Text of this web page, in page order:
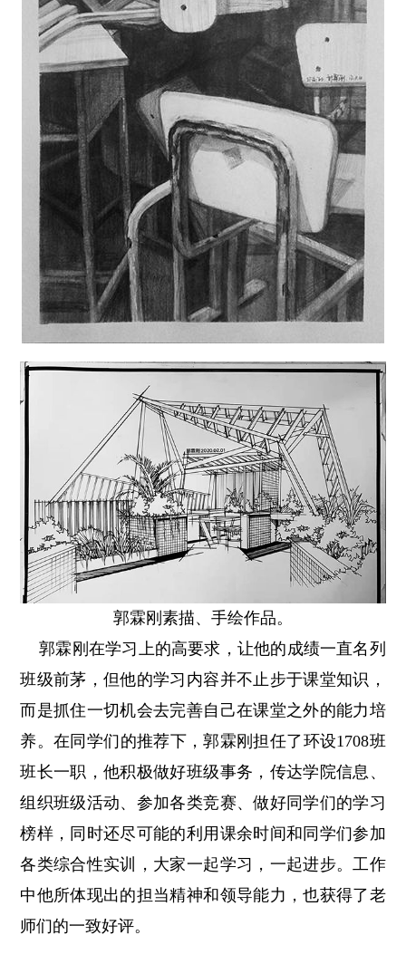
郭霖刚素描、手绘作品。
郭霖刚在学习上的高要求，让他的成绩一直名列
班级前茅，但他的学习内容并不止步于课堂知识，
而是抓住一切机会去完善自己在课堂之外的能力培
养。在同学们的推荐下，郭霖刚担任了环设1708班
班长一职，他积极做好班级事务，传达学院信息、
组织班级活动、参加各类竞赛、做好同学们的学习
榜样，同时还尽可能的利用课余时间和同学们参加
各类综合性实训，大家一起学习，一起进步。工作
中他所体现出的担当精神和领导能力，也获得了老
师们的一致好评。